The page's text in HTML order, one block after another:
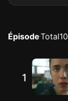
ÉpisodeTotal10
1